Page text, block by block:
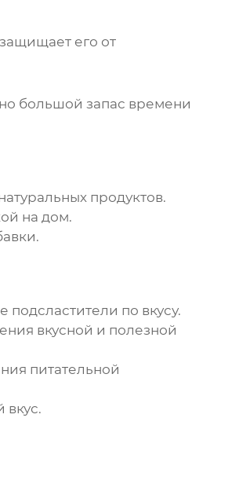
его от
большой запас времени
продуктов.
на дом.
по вкусу.
вкусной и полезной
питательной
вкус.